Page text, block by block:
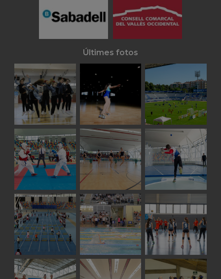
Últimes fotos